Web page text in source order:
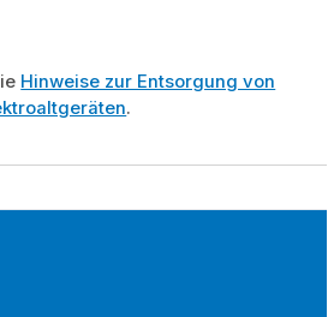
Hinweise zur Entsorgung von
.